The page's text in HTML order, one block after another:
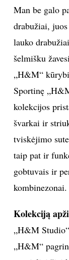
Man be galo
drabužiai,
lauko
šelmišku
„H&M“
Sportinę
kolekcijos
švarkai ir
tviskėjimo
taip pat ir
gobtuvais ir
kombinezonai.
Kolekciją
„H&M
„H&M“